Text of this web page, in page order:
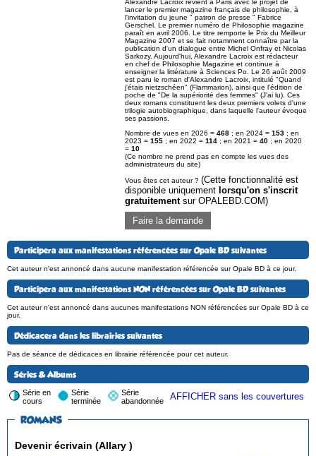
Alexandre Lacroix revient à Paris avec le projet de
lancer le premier magazine français de philosophie, à
l'invitation du jeune " patron de presse " Fabrice
Gerschel. Le premier numéro de Philosophie magazine
paraît en avril 2006. Le titre remporte le Prix du Meilleur
Magazine 2007 et se fait notamment connaître par la
publication d'un dialogue entre Michel Onfray et Nicolas
Sarkozy. Aujourd'hui, Alexandre Lacroix est rédacteur
en chef de Philosophie Magazine et continue à
enseigner la littérature à Sciences Po. Le 26 août 2009
est paru le roman d'Alexandre Lacroix, intitulé "Quand
j'étais nietzschéen" (Flammarion), ainsi que l'édition de
poche de "De la supériorité des femmes" (J'ai lu). Ces
deux romans constituent les deux premiers volets d'une
trilogie autobiographique, dans laquelle l'auteur évoque
ses passions.
Nombre de vues en 2026 = 468 ; en 2024 = 153 ; en
2023 = 155 ; en 2022 = 114 ; en 2021 = 40 ; en 2020
= 10
(Ce nombre ne prend pas en compte les vues des
administrateurs du site)
Vous êtes cet auteur ? (Cette fonctionnalité est
disponible uniquement lorsqu'on s'inscrit
gratuitementsur OPALEBD.COM)
Faire la demande
Participera aux manifestations référencées sur Opale BD suivantes
Cet auteur n'est annoncé dans aucune manifestation référencée sur Opale BD à ce jour.
Participera aux manifestations NON référencées sur Opale BD suivantes
Cet auteur n'est annoncé dans aucunes manifestations NON référencées sur Opale BD à ce
jour.
Dédicacera dans les librairies suivantes
Pas de séance de dédicaces en librairie référencée pour cet auteur.
Séries & Albums
Série en
cours
Série
terminée
Série
abandonnée
AFFICHER sans les couvertures
ROMANS
Devenir écrivain (Allary )